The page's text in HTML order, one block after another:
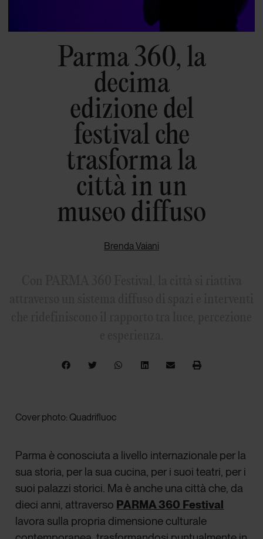
Parma 360, la
decima
edizione del
festival che
trasforma la
città in un
museo diffuso
Brenda Vaiani
Cover photo: Quadrifluoc
Parma è conosciuta a livello internazionale per la
sua storia, per la sua cucina, per i suoi teatri, per i
suoi palazzi storici. Ma è anche una città che, da
dieci anni, attraverso PARMA 360 Festival
lavora sulla propria dimensione culturale